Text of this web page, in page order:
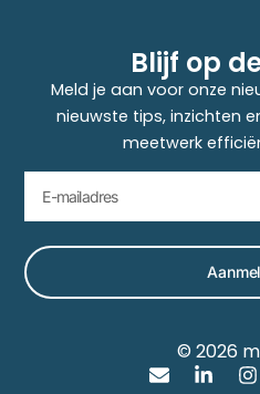
Blijf op
Meld je aan voor onze
nieuwste tips, inzichten
meetwerk
© 2026